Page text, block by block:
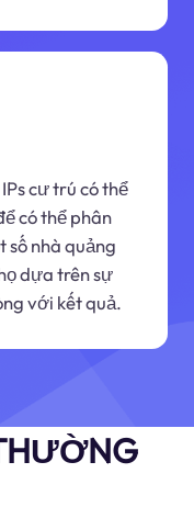
cư trú có thể
có thể phân
số nhà quảng
dựa trên sự
với kết quả.